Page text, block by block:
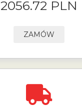
2056.72 PLN
ZAMÓW